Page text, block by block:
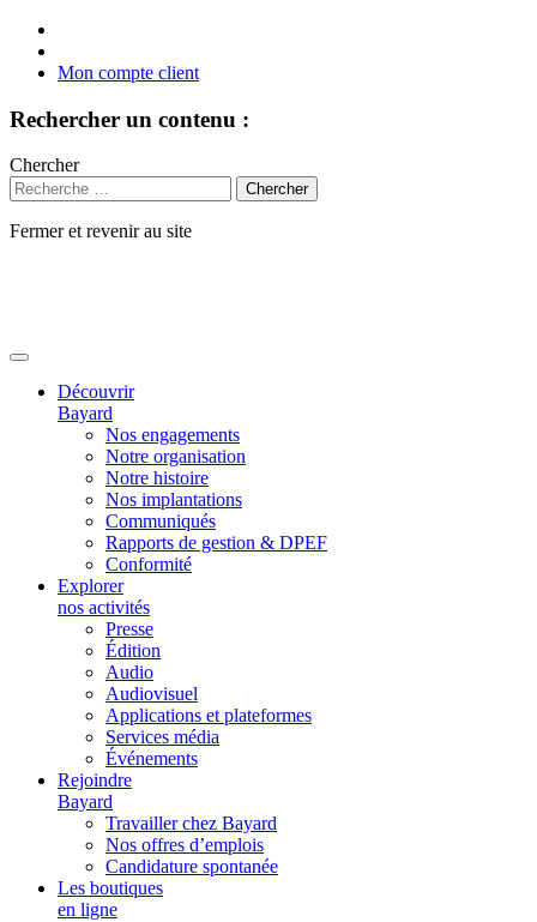
Mon compte client
Rechercher un contenu :
Chercher
Fermer et revenir au site
Découvrir
Bayard
Nos engagements
Notre organisation
Notre histoire
Nos implantations
Communiqués
Rapports de gestion & DPEF
Conformité
Explorer
nos activités
Presse
Édition
Audio
Audiovisuel
Applications et plateformes
Services média
Événements
Rejoindre
Bayard
Travailler chez Bayard
Nos offres d’emplois
Candidature spontanée
Les boutiques
en ligne